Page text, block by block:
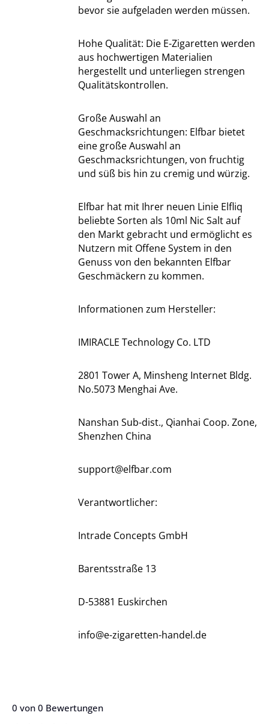
bevor sie aufgeladen werden müssen.
Hohe Qualität: Die E-Zigaretten werden
aus hochwertigen Materialien
hergestellt und unterliegen strengen
Qualitätskontrollen.
Große Auswahl an
Geschmacksrichtungen: Elfbar bietet
eine große Auswahl an
Geschmacksrichtungen, von fruchtig
und süß bis hin zu cremig und würzig.
Elfbar hat mit Ihrer neuen Linie Elfliq
beliebte Sorten als 10ml Nic Salt auf
den Markt gebracht und ermöglicht es
Nutzern mit Offene System in den
Genuss von den bekannten Elfbar
Geschmäckern zu kommen.
Informationen zum Hersteller:
IMIRACLE Technology Co. LTD
2801 Tower A, Minsheng Internet Bldg.
No.5073 Menghai Ave.
Nanshan Sub-dist., Qianhai Coop. Zone,
Shenzhen China
support@elfbar.com
Verantwortlicher:
Intrade Concepts GmbH
Barentsstraße 13
D-53881 Euskirchen
info@e-zigaretten-handel.de
0 von 0 Bewertungen